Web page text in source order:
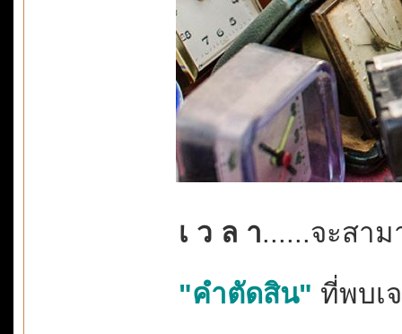
เ ว ล า......จะสา
"คำตัดสิน" ที่พบเ